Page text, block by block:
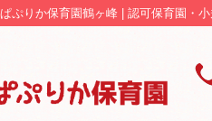
ぷりか保育園鶴ヶ峰 | 認可保育園・